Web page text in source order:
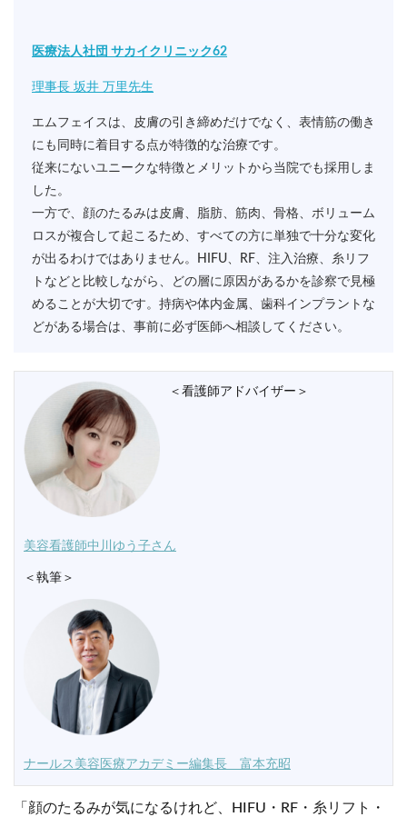
医療法人社団 サカイクリニック62
理事長 坂井 万里先生
エムフェイスは、皮膚の引き締めだけでなく、表情筋の働き
にも同時に着目する点が特徴的な治療です。
従来にないユニークな特徴とメリットから当院でも採用しま
した。
一方で、顔のたるみは皮膚、脂肪、筋肉、骨格、ボリューム
ロスが複合して起こるため、すべての方に単独で十分な変化
が出るわけではありません。HIFU、RF、注入治療、糸リフ
トなどと比較しながら、どの層に原因があるかを診察で見極
めることが大切です。持病や体内金属、歯科インプラントな
どがある場合は、事前に必ず医師へ相談してください。
＜看護師アドバイザー＞
美容看護師中川ゆう子さん
＜執筆＞
ナールス美容医療アカデミー編集長 富本充昭
「顔のたるみが気になるけれど、HIFU・RF・糸リフト・